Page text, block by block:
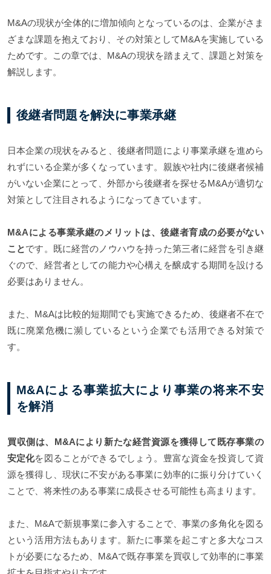
M&Aの現状が全体的に増加傾向となっているのは、企業がさま
ざまな課題を抱えており、その対策としてM&Aを実施している
ためです。この章では、M&Aの現状を踏まえて、課題と対策を
解説します。
後継者問題を解決に事業承継
日本企業の現状をみると、後継者問題により事業承継を進めら
れずにいる企業が多くなっています。親族や社内に後継者候補
がいない企業にとって、外部から後継者を探せるM&Aが適切な
対策として注目されるようになってきています。
M&Aによる事業承継のメリットは、後継者育成の必要がない
ことです。既に経営のノウハウを持った第三者に経営を引き継
ぐので、経営者としての能力や心構えを醸成する期間を設ける
必要はありません。
また、M&Aは比較的短期間でも実施できるため、後継者不在で
既に廃業危機に瀕しているという企業でも活用できる対策で
す。
M&Aによる事業拡大により事業の将来不安
を解消
買収側は、M&Aにより新たな経営資源を獲得して既存事業の
安定化を図ることができるでしょう。豊富な資金を投資して資
源を獲得し、現状に不安がある事業に効率的に振り分けていく
ことで、将来性のある事業に成長させる可能性も高まります。
また、M&Aで新規事業に参入することで、事業の多角化を図る
という活用方法もあります。新たに事業を起こすと多大なコス
トが必要になるため、M&Aで既存事業を買収して効率的に事業